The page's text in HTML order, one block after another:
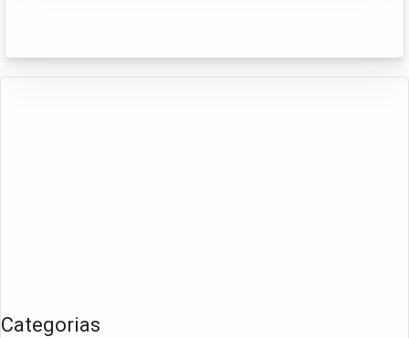
Categorias